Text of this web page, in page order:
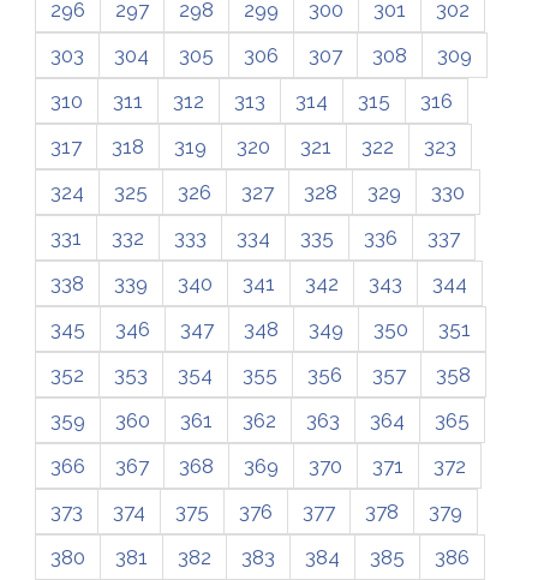
296
297 298 299 300 301
302
303
304 305 306 307 308
309
310
311 312 313 314 315
316
317
318 319 320 321 322
323
324
325 326 327 328 329
330
331
332 333 334 335 336
337
338
339 340 341 342 343
344
345
346 347 348 349 350
351
352
353 354 355 356 357
358
359
360 361 362 363 364
365
366
367 368 369 370 371
372
373
374 375 376 377 378
379
380
381 382 383 384 385 386